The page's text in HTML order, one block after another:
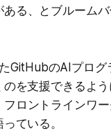
る、とブルーム
GitHubのAIプロ
を支援できるよ
ロントラインワ
ている。